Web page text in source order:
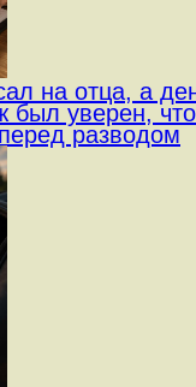
на отца, а
уверен, что
разводом